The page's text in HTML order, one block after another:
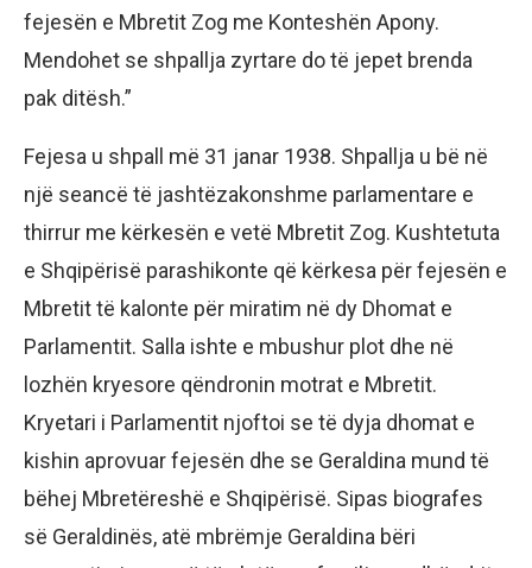
fejesën e Mbretit Zog me Konteshën Apony.
Mendohet se shpallja zyrtare do të jepet brenda
pak ditësh.”
Fejesa u shpall më 31 janar 1938. Shpallja u bë në
një seancë të jashtëzakonshme parlamentare e
thirrur me kërkesën e vetë Mbretit Zog. Kushtetuta
e Shqipërisë parashikonte që kërkesa për fejesën e
Mbretit të kalonte për miratim në dy Dhomat e
Parlamentit. Salla ishte e mbushur plot dhe në
lozhën kryesore qëndronin motrat e Mbretit.
Kryetari i Parlamentit njoftoi se të dyja dhomat e
kishin aprovuar fejesën dhe se Geraldina mund të
bëhej Mbretëreshë e Shqipërisë. Sipas biografes
së Geraldinës, atë mbrëmje Geraldina bëri